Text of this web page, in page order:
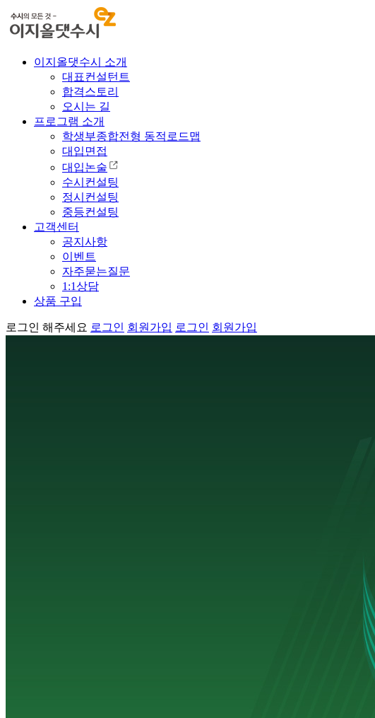
이지올댓수시 소개
대표컨설턴트
합격스토리
오시는 길
프로그램 소개
학생부종합전형 동적로드맵
대입면접
대입논술
수시컨설팅
정시컨설팅
중등컨설팅
고객센터
공지사항
이벤트
자주묻는질문
1:1상담
상품 구입
로그인 해주세요 로그인 회원가입 로그인 회원가입